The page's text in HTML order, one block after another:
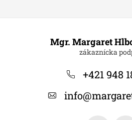
Mgr. Margaret
+421 948
info@